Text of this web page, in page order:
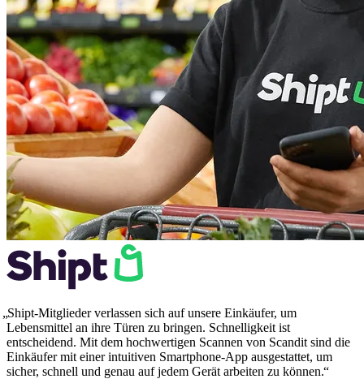
Shipt-Mitglieder verlassen sich auf unsere Einkäufer, um
Lebensmittel an ihre Türen zu bringen. Schnelligkeit ist
entscheidend. Mit dem hochwertigen Scannen von Scandit sind die
Einkäufer mit einer intuitiven Smartphone-App ausgestattet, um
sicher, schnell und genau auf jedem Gerät arbeiten zu können.